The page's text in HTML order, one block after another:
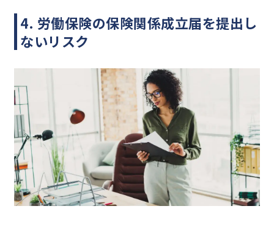
4. 労働保険の保険関係成立届を提出し
ないリスク